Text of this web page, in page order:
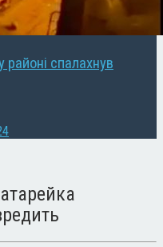
районі спалахнув